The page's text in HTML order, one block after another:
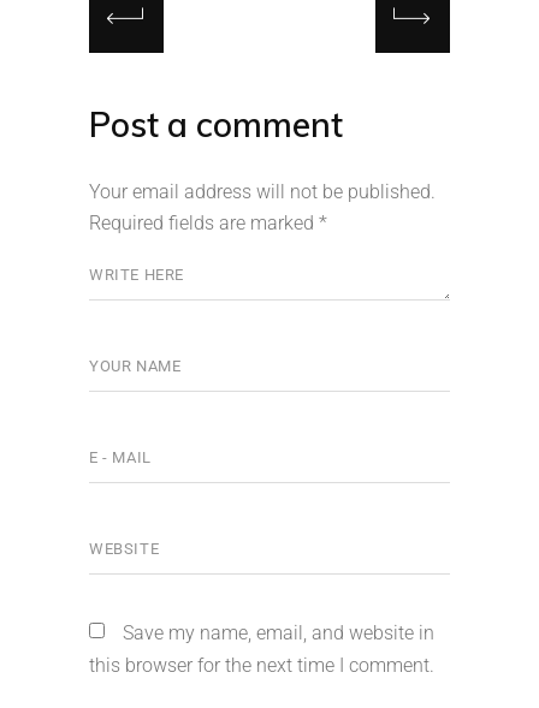
Post a comment
Your email address will not be published.
Required fields are marked *
Save my name, email, and website in
this browser for the next time I comment.